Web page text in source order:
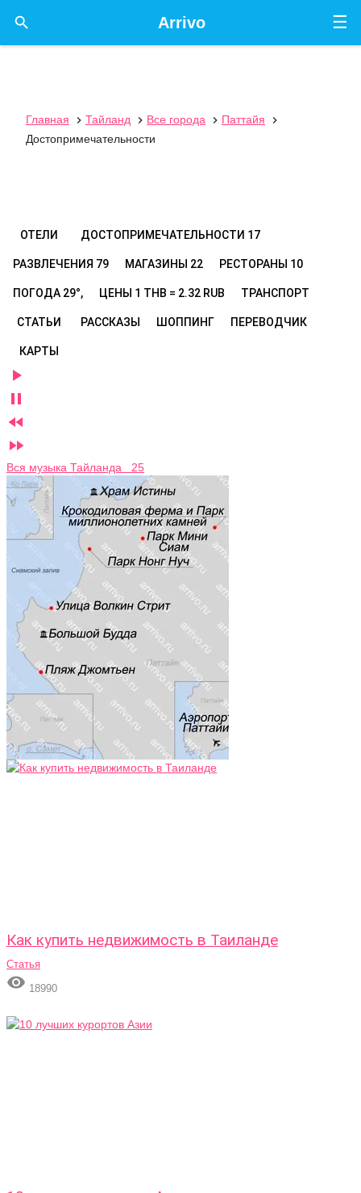
☰
Arrivo

Главная  Тайланд  Все города  Паттайя

Достопримечательности
ОТЕЛИ ДОСТОПРИМЕЧАТЕЛЬНОСТИ 17
РАЗВЛЕЧЕНИЯ 79 МАГАЗИНЫ 22 РЕСТОРАНЫ 10
ПОГОДА 29°, ЦЕНЫ 1 THB = 2.32 RUB ТРАНСПОРТ
СТАТЬИ РАССКАЗЫ ШОППИНГ ПЕРЕВОДЧИК
КАРТЫ




Вся музыка Тайланда 25
Как купить недвижимость в Таиланде
Статья
 18990